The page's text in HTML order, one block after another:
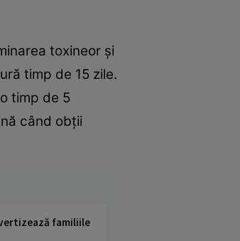
toxineor şi
timp de 15 zile.
timp de 5
când obţii
familiile